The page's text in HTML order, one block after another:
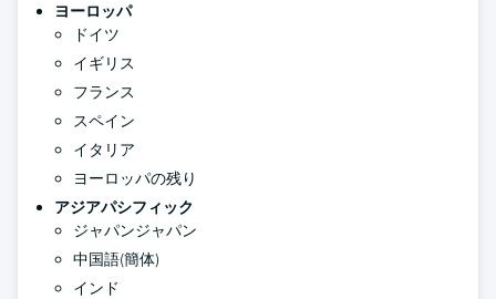
ヨーロッパ
ドイツ
イギリス
フランス
スペイン
イタリア
ヨーロッパの残り
アジアパシフィック
ジャパンジャパン
中国語(簡体)
インド